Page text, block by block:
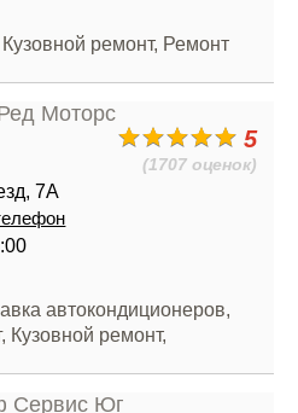
ремонт, Ремонт
5
(1707 оценок)
7А
автокондиционеров,
Кузовной ремонт,